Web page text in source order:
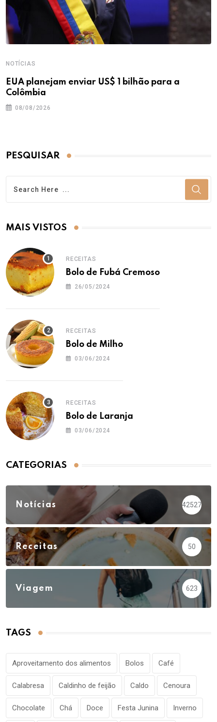
NOTÍCIAS
EUA planejam enviar US$ 1 bilhão para a
Colômbia
08/08/2026
PESQUISAR
MAIS VISTOS
RECEITAS
Bolo de Fubá Cremoso
26/05/2024
RECEITAS
Bolo de Milho
03/06/2024
RECEITAS
Bolo de Laranja
03/06/2024
CATEGORIAS
Notícias 42527
Receitas 50
Viagem 623
TAGS
Aproveitamento dos alimentos Bolos Café
Calabresa Caldinho de feijão Caldo Cenoura
Chocolate Chá Doce Festa Junina Inverno